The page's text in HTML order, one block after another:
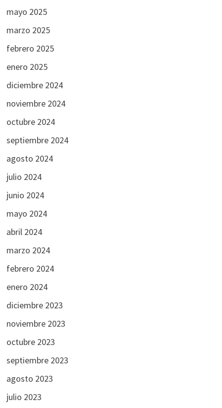
mayo 2025
marzo 2025
febrero 2025
enero 2025
diciembre 2024
noviembre 2024
octubre 2024
septiembre 2024
agosto 2024
julio 2024
junio 2024
mayo 2024
abril 2024
marzo 2024
febrero 2024
enero 2024
diciembre 2023
noviembre 2023
octubre 2023
septiembre 2023
agosto 2023
julio 2023